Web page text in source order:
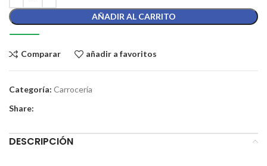
AÑADIR AL CARRITO
Comparar añadir a favoritos
Categoría: Carrocería
Share:
DESCRIPCIÓN